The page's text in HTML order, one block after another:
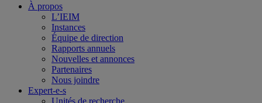
À propos
L’IEIM
Instances
Équipe de direction
Rapports annuels
Nouvelles et annonces
Partenaires
Nous joindre
Expert-e-s
Unités de recherche